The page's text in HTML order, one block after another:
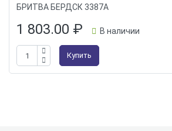
БРИТВА БЕРДСК 3387А
1 803.00 ₽ В наличии
Купить